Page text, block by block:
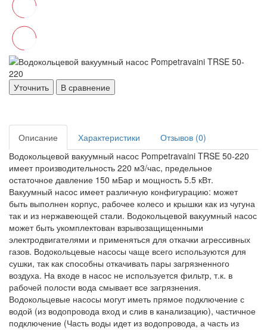
Уточнить В сравнение
Описание Характеристики
Отзывов (0)
Водокольцевой вакуумный насос Pompetravaini TRSE 50-220
имеет производительность 220 м3/час, предельное
остаточное давление 150 мБар и мощность 5.5 кВт.
Вакуумный насос имеет различную конфигурацию: может
быть выполнен корпус, рабочее колесо и крышки как из чугуна
так и из нержавеющей стали. Водокольцевой вакуумный насос
может быть укомплектован взрывозащищенными
электродвигателями и применяться для откачки агрессивных
газов. Водокольцевые насосы чаще всего используются для
сушки, так как способны откачивать пары загрязненного
воздуха. На входе в насос не используется фильтр, т.к. в
рабочей полости вода смывает все загрязнения.
Водокольцевые насосы могут иметь прямое подключение с
водой (из водопровода вход и слив в канализацию), частичное
подключение (Часть воды идет из водопровода, а часть из